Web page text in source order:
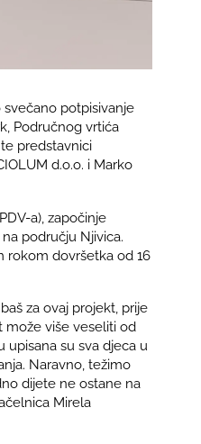
potpisivanje
Područnog vrtića
predstavnici
d.o.o. i Marko
a), započinje
području Njivica.
rokom dovršetka od 16
za ovaj projekt, prije
može više veseliti od
upisana su sva djeca u
Naravno, težimo
dijete ne ostane na
Mirela